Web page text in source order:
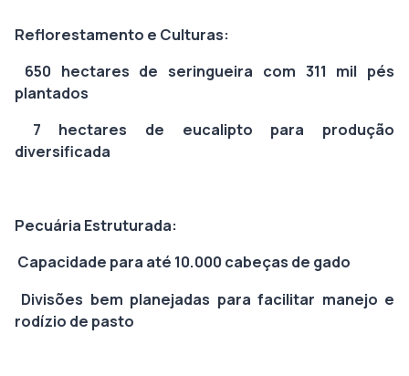
Reflorestamento e Culturas:
650 hectares de seringueira com 311 mil pés
plantados
7 hectares de eucalipto para produção
diversificada
Pecuária Estruturada:
Capacidade para até 10.000 cabeças de gado
Divisões bem planejadas para facilitar manejo e
rodízio de pasto